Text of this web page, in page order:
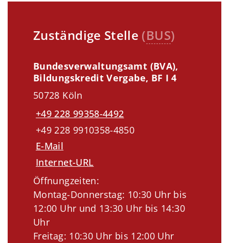
Zuständige Stelle (BUS)
Bundesverwaltungsamt (BVA),
Bildungskredit Vergabe, BF I 4
50728 Köln
+49 228 99358-4492
+49 228 9910358-4850
E-Mail
Internet-URL
Öffnungzeiten:
Montag-Donnerstag: 10:30 Uhr bis
12:00 Uhr und 13:30 Uhr bis 14:30
Uhr
Freitag: 10:30 Uhr bis 12:00 Uhr